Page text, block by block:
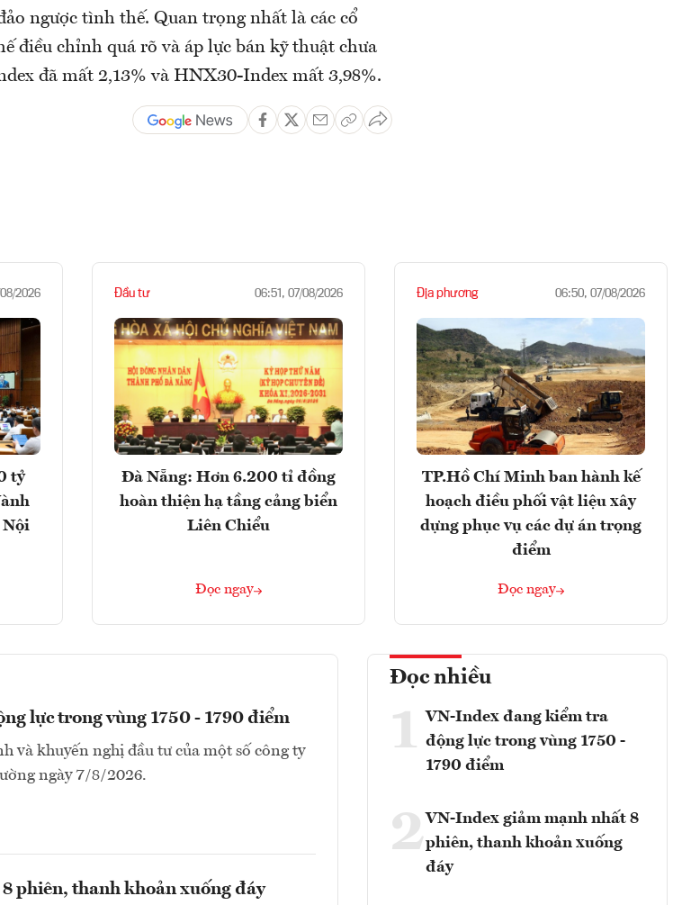
ngược tình thế. Quan trọng nhất là các cổ
điều chỉnh quá rõ và áp lực bán kỹ thuật chưa
đã mất 2,13% và HNX30-Index mất 3,98%.
2026
tỷ
Nội
Đầu tư 06:51, 07/08/2026
Đà Nẵng: Hơn 6.200 tỉ đồng
hoàn thiện hạ tầng cảng biển
Liên Chiểu
Đọc ngay
Địa phương 06:50, 07/08/2026
TP.Hồ Chí Minh ban hành kế
hoạch điều phối vật liệu xây
dựng phục vụ các dự án trọng
điểm
Đọc ngay
lực trong vùng 1750 - 1790 điểm
và khuyến nghị đầu tư của một số công ty
ngày 7/8/2026.
phiên, thanh khoản xuống đáy
Đọc nhiều
1 VN-Index đang kiểm tra
động lực trong vùng 1750 -
1790 điểm
2VN-Index giảm mạnh nhất 8
phiên, thanh khoản xuống
đáy